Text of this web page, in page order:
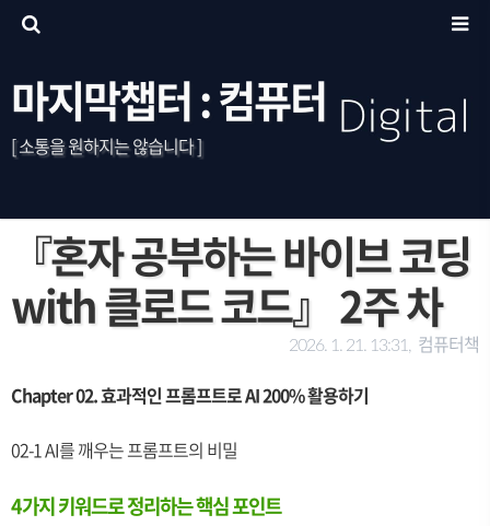
마지막챕터 : 컴퓨터
[ 소통을 원하지는 않습니다 ]
『혼자 공부하는 바이브 코딩
with 클로드 코드』 2주 차
2026. 1. 21. 13:31,
컴퓨터책
Chapter 02. 효과적인 프롬프트로 AI 200% 활용하기
02-1 AI를 깨우는 프롬프트의 비밀
4가지 키워드로 정리하는 핵심 포인트